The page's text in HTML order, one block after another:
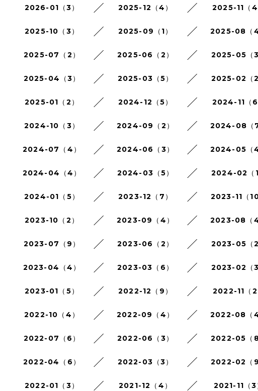
2026-01（3） 2025-12（4） 2025-11（4
2025-10（3） 2025-09（1） 2025-08（4
2025-07（2） 2025-06（2） 2025-05（3
2025-04（3） 2025-03（5） 2025-02（2
2025-01（2） 2024-12（5） 2024-11（6
2024-10（3） 2024-09（2） 2024-08（7
2024-07（4） 2024-06（3） 2024-05（4
2024-04（4） 2024-03（5） 2024-02（1
2024-01（5） 2023-12（7） 2023-11（10
2023-10（2） 2023-09（4） 2023-08（4
2023-07（9） 2023-06（2） 2023-05（2
2023-04（4） 2023-03（6） 2023-02（3
2023-01（5） 2022-12（9） 2022-11（2
2022-10（4） 2022-09（4） 2022-08（4
2022-07（6） 2022-06（3） 2022-05（8
2022-04（6） 2022-03（3） 2022-02（9
2022-01（3） 2021-12（4） 2021-11（3